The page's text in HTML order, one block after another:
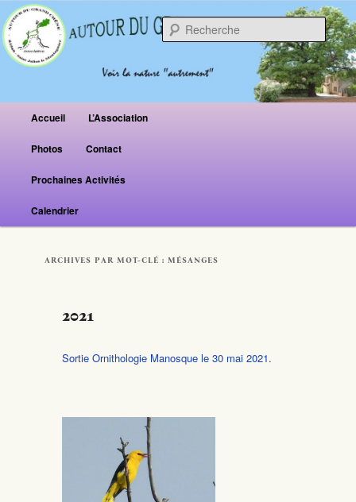
Menu principal
Aller au contenu principal
Aller au contenu secondaire
Accueil L’Association
Photos Contact
Prochaines Activités
Calendrier
ARCHIVES PAR MOT-CLÉ :MÉSANGES
2021
Sortie Ornithologie Manosque le 30 mai 2021.